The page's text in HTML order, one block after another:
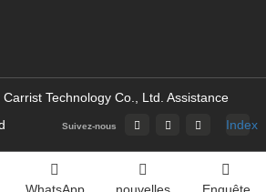
Technology Co., Ltd. Assistance
Suivez-nous Index
WhatsApp nouvelles Enquête